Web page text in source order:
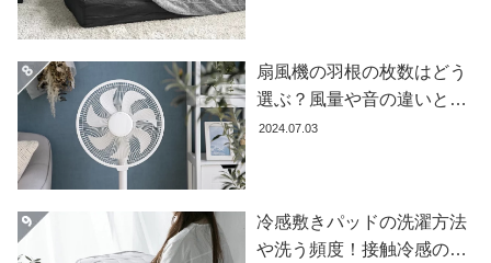
つ
い
て
配
送
料
に
つ
扇風機の羽根の枚数はどう
選ぶ？風量や音の違いとお
すすめ商品7選
2024.07.03
冷感敷きパッドの洗濯方法
や洗う頻度！接触冷感の効